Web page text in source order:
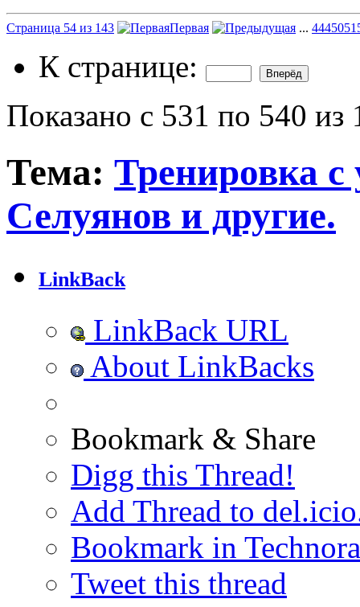
Страница 54 из 143 Первая ... 4445051
К странице:
Показано с 531 по 540 из
Тема: Тренировка
Селуянов и другие.
LinkBack
LinkBack URL
About LinkBacks
Bookmark & Share
Digg this Thread!
Add Thread to
Bookmark in
Tweet this thread